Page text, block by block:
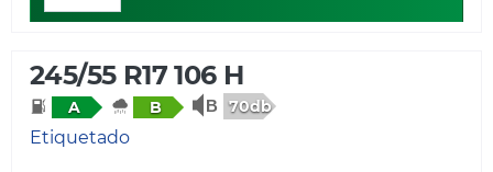
245/55 R17 106 H
A B 70db
Etiquetado